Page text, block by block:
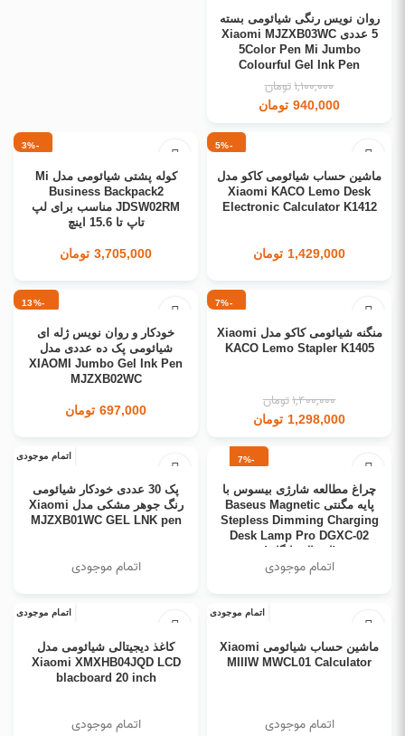
افزودن به سبد خرید
روان نویس رنگی شیائومی بسته
5 عددی Xiaomi MJZXB03WC
5Color Pen Mi Jumbo
Colourful Gel Ink Pen
1,100,000تومان
940,000 تومان
-5%
انتخاب گزینه ها
ماشین حساب شیائومی کاکو مدل
Xiaomi KACO Lemo Desk
Electronic Calculator K1412
1,429,000 تومان
-3%
انتخاب گزینه ها
کوله پشتی شیائومی مدل Mi
Business Backpack2
JDSW02RM مناسب برای لپ
تاپ تا 15.6 اینچ
3,705,000 تومان
-7%
افزودن به سبد خریدمنگنه شیائومی کاکو مدل Xiaomi
KACO Lemo Stapler K1405
1,400,000تومان
1,298,000 تومان
-13%
انتخاب گزینه ها
خودکار و روان نویس ژله ای
شیائومی پک ده عددی مدل
XIAOMI Jumbo Gel Ink Pen
MJZXB02WC
697,000 تومان
-7%
اتمام موجودیانتخاب گزینه ها
چراغ مطالعه شارژی بیسوس با
پایه مگنتی Baseus Magnetic
Stepless Dimming Charging
Desk Lamp Pro DGXC-02
اتمام موجودی
اتمام موجودی
اطلاعات بیشتر
پک 30 عددی خودکار شیائومی
رنگ جوهر مشکی مدل Xiaomi
MJZXB01WC GEL LNK pen
اتمام موجودی
اتمام موجودی
اطلاعات بیشتر
ماشین حساب شیائومی Xiaomi
MIIIW MWCL01 Calculator
اتمام موجودی
اتمام موجودی
اطلاعات بیشتر
کاغذ دیجیتالی شیائومی مدل
Xiaomi XMXHB04JQD LCD
blacboard 20 inch
اتمام موجودی